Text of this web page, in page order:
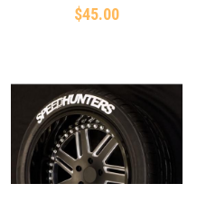
$45.00